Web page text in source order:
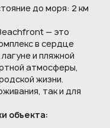
до моря: 2 км
— это
в сердце
и пляжной
атмосферы,
жизни.
так и для
объекта: